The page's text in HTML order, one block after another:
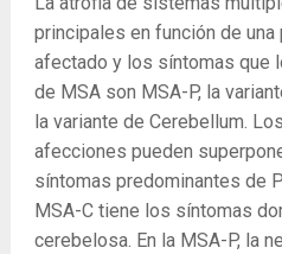
principales en función de
afectado y los síntomas que
de MSA son MSA-P, la
la variante de Cerebellum.
afecciones pueden
síntomas predominantes de
MSA-C tiene los síntomas
cerebelosa. En la MSA-P, la